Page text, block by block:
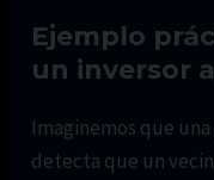
Ejemplo
un inversor
Imaginemos que
detecta que un